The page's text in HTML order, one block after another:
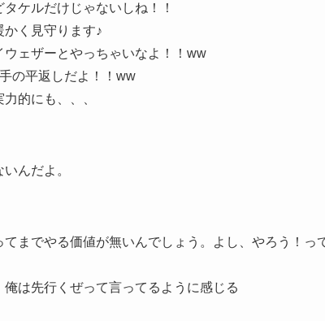
ケルだけじゃないしね！！
く見守ります♪
ウェザーとやっちゃいなよ！！ww
の平返しだよ！！ww
的にも、、、
んだよ。
までやる価値が無いんでしょう。よし、やろう！っ
は先行くぜって言ってるように感じる